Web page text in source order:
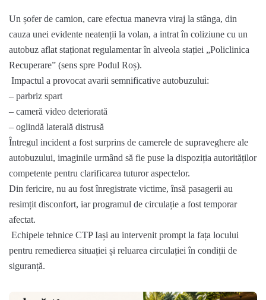
Un șofer de camion, care efectua manevra viraj la stânga, din
cauza unei evidente neatenții la volan, a intrat în coliziune cu un
autobuz aflat staționat regulamentar în alveola stației „Policlinica
Recuperare” (sens spre Podul Roș).
Impactul a provocat avarii semnificative autobuzului:
– parbriz spart
– cameră video deteriorată
– oglindă laterală distrusă
Întregul incident a fost surprins de camerele de supraveghere ale
autobuzului, imaginile urmând să fie puse la dispoziția autorităților
competente pentru clarificarea tuturor aspectelor.
Din fericire, nu au fost înregistrate victime, însă pasagerii au
resimțit disconfort, iar programul de circulație a fost temporar
afectat.
Echipele tehnice CTP Iași au intervenit prompt la fața locului
pentru remedierea situației și reluarea circulației în condiții de
siguranță.